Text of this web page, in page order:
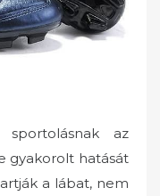
az
gyakorolt hatását
a lábat, nem